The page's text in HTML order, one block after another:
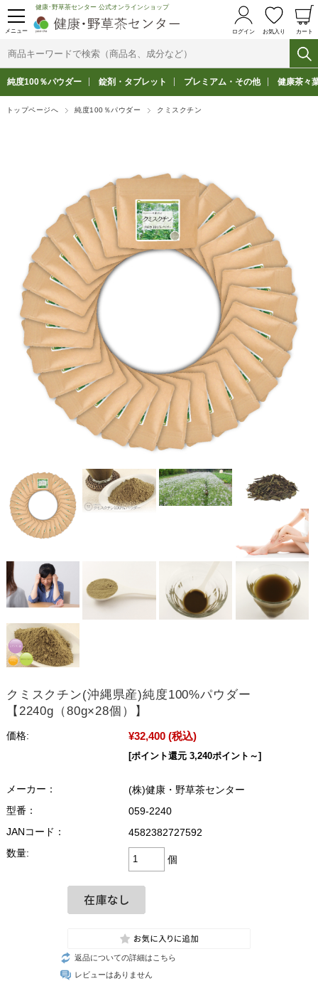
メニュー
健康･野草茶センター 公式オンラインショップ
ログイン お気入り カート
純度100％パウダー 錠剤・タブレット プレミアム・その他 健康茶々
トップページへ 純度100％パウダー クミスクチン
クミスクチン(沖縄県産)純度100%パウダー
【2240g（80g×28個）】
価格: ¥32,400 (税込)
[ポイント還元 3,240ポイント～]
メーカー：
(株)健康・野草茶センター
型番：
059-2240
JANコード：
4582382727592
数量:
個
返品についての詳細はこちら
レビューはありません